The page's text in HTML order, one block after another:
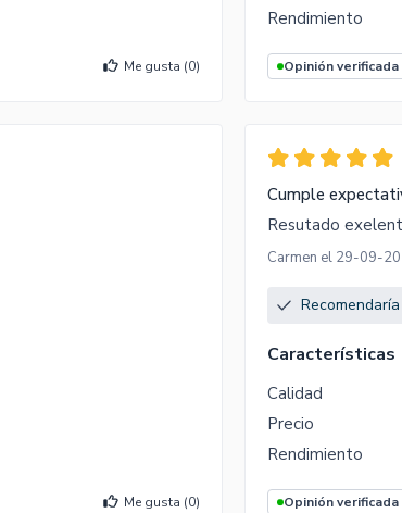
Me gusta (0)
Rendimiento
Opinión verificada
Me gusta (0)
Cumple
Resutado
Carmen el 29-09-
Características
Calidad
Precio
Rendimiento
Opinión verificada